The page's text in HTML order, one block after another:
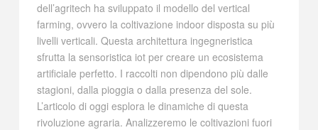
dell’agritech ha sviluppato il modello del vertical
farming, ovvero la coltivazione indoor disposta su più
livelli verticali. Questa architettura ingegneristica
sfrutta la sensoristica iot per creare un ecosistema
artificiale perfetto. I raccolti non dipendono più dalle
stagioni, dalla pioggia o dalla presenza del sole.
L’articolo di oggi esplora le dinamiche di questa
rivoluzione agraria. Analizzeremo le coltivazioni fuori